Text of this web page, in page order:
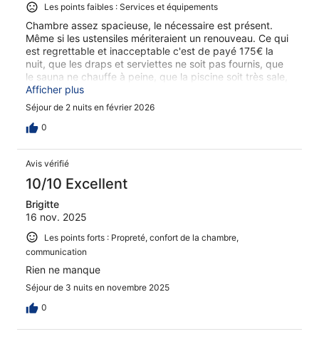
Les points faibles : Services et équipements
Chambre assez spacieuse, le nécessaire est présent.
Même si les ustensiles mériteraient un renouveau. Ce qui
est regrettable et inacceptable c'est de payé 175€ la
nuit, que les draps et serviettes ne soit pas fournis, que
le sauna ne chauffe à peine, que la piscine soit très sale,
le jacuzzi accessible à tous ainsi qu'aux très jeunes
enfants, du coup la propreté laisse à désirer...
Afficher plus
Séjour de 2 nuits en février 2026
0
Avis vérifié
10/10 Excellent
Brigitte
16 nov. 2025
Les points forts : Propreté, confort de la chambre,
communication
Rien ne manque
Séjour de 3 nuits en novembre 2025
0